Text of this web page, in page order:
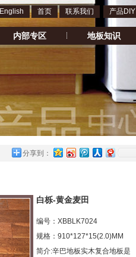
English 首页 联系我们 产品DIY
内部专区 地板知识
分享到：
白栎-黄金麦田
编号：XBBLK7024
规格：910*127*15(2.0)MM
简介:辛巴地板实木复合地板是